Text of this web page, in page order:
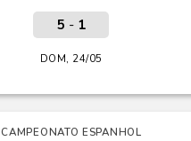
5 - 1
DOM, 24/05
CAMPEONATO ESPANHOL